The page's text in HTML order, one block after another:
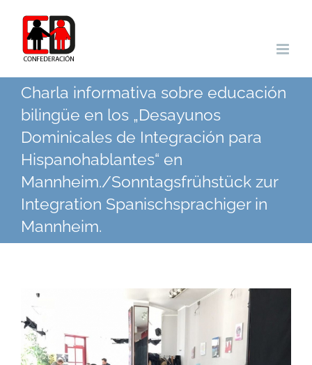
Charla informativa sobre educación
bilingüe en los „Desayunos
Dominicales de Integración para
Hispanohablantes“ en
Mannheim./Sonntagsfrühstück zur
Integration Spanischsprachiger in
Mannheim.
Zeige
grösseres
Bild